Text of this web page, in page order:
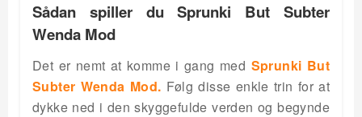
Sådan spiller du Sprunki But Subter
Wenda Mod
Det er nemt at komme i gang med Sprunki But
Subter Wenda Mod. Følg disse enkle trin for at
dykke ned i den skyggefulde verden og begynde